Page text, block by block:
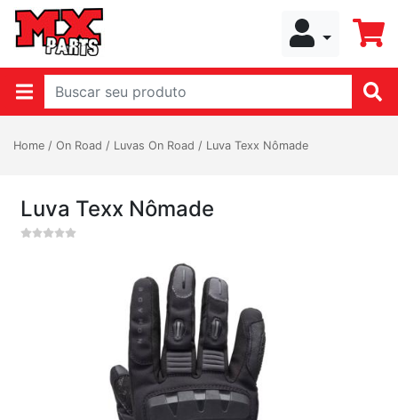
Home / On Road / Luvas On Road / Luva Texx Nômade
Luva Texx Nômade